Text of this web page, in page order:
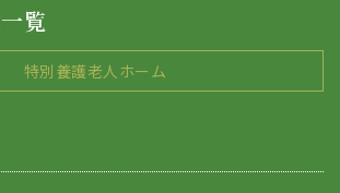
覧
特別養護老人ホーム